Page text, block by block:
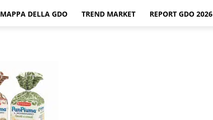
MAPPA DELLA GDO TREND MARKET REPORT GDO 2026